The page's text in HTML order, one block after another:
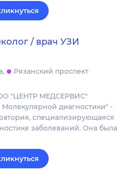
/ врач УЗИ
Рязанский проспект
"ЦЕНТР МЕДСЕРВИС"
диагностики" -
специализирующаяся
заболеваний. Она была